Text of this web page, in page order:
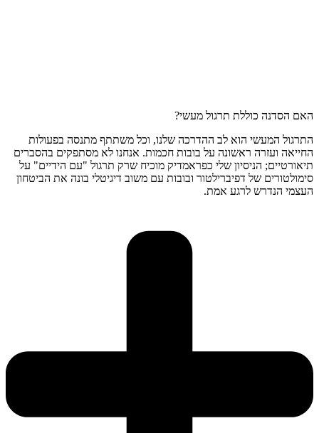
האם הסדנה כוללת תרגול מעשי?
התרגול המעשי הוא לב ההדרכה שלנו, וכל משתתף מתנסה בפעולות
החייאה ועזרה ראשונה על בובות חכמות. אנחנו לא מסתפקים בהסברים
תיאורטיים; הניסיון שלי כפראמדיק מוכיח שרק תרגול "עם הידיים" על
סימולטורים של דפיברילטור ובובות עם משוב דיגיטלי בונה את הביטחון
העצמי הנדרש לרגע אמת.